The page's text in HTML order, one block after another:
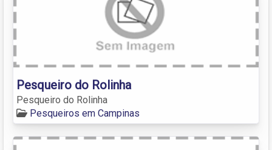
Pesqueiro do Rolinha
Pesqueiro do Rolinha
Pesqueiros em Campinas